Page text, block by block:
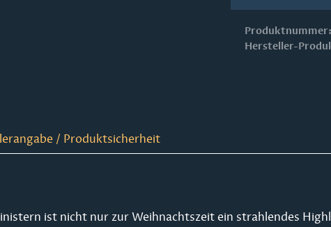
Produktnummer:
Hersteller-
/ Produktsicherheit
ist nicht nur zur Weihnachtszeit ein strahlendes